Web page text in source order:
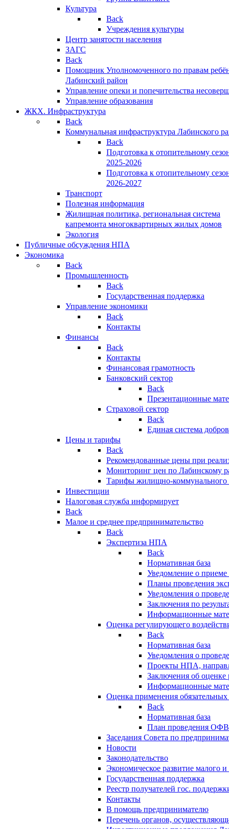
Культура
Back
Учреждения культуры
Центр занятости населения
ЗАГС
Back
Помощник Уполномоченного по правам
Лабинский район
Управление опеки и попечительства
Управление образования
ЖКХ. Инфраструктура
Back
Коммунальная инфраструктура Лабинского
Back
Подготовка к отопительному
2025-2026
Подготовка к отопительному
2026-2027
Транспорт
Полезная информация
Жилищная политика, региональная система
капремонта многоквартирных жилых домов
Экология
Публичные обсуждения НПА
Экономика
Back
Промышленность
Back
Государственная поддержка
Управление экономики
Back
Контакты
Финансы
Back
Контакты
Финансовая грамотность
Банковский сектор
Back
Презентационные
Страховой сектор
Back
Единая система
Цены и тарифы
Back
Рекомендованные цены при
Мониторинг цен по Лабинскому
Тарифы жилищно-коммунального
Инвестиции
Налоговая служба информирует
Back
Малое и среднее предпринимательство
Back
Экспертиза НПА
Back
Нормативная база
Уведомление о
Планы проведения
Уведомления о
Заключения по
Информационные
Оценка регулирующего
Back
Нормативная база
Уведомления о
Проекты НПА,
Заключения об
Информационные
Оценка применения
Back
Нормативная база
План проведения
Заседания Совета по
Новости
Законодательство
Экономическое развитие малого и
Государственная поддержка
Реестр получателей гос.
Контакты
В помощь предпринимателю
Перечень органов,